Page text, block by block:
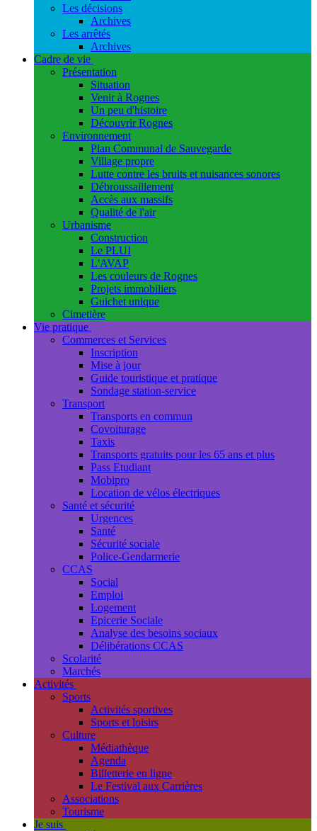
Les décisions
Archives
Les arrêtés
Archives
Cadre de vie
Présentation
Situation
Venir à Rognes
Un peu d'histoire
Découvrir Rognes
Environnement
Plan Communal de Sauvegarde
Village propre
Lutte contre les bruits et nuisances sonores
Débroussaillement
Accès aux massifs
Qualité de l'air
Urbanisme
Construction
Le PLUI
L'AVAP
Les couleurs de Rognes
Projets immobiliers
Guichet unique
Cimetière
Vie pratique
Commerces et Services
Inscription
Mise à jour
Guide touristique et pratique
Sondage station-service
Transport
Transports en commun
Covoiturage
Taxis
Transports gratuits pour les 65 ans et plus
Pass Etudiant
Mobipro
Location de vélos électriques
Santé et sécurité
Urgences
Santé
Sécurité sociale
Police-Gendarmerie
CCAS
Social
Emploi
Logement
Epicerie Sociale
Analyse des besoins sociaux
Délibérations CCAS
Scolarité
Marchés
Activités
Sports
Activités sportives
Sports et loisirs
Culture
Médiathèque
Agenda
Billetterie en ligne
Le Festival aux Carrières
Associations
Tourisme
Je suis